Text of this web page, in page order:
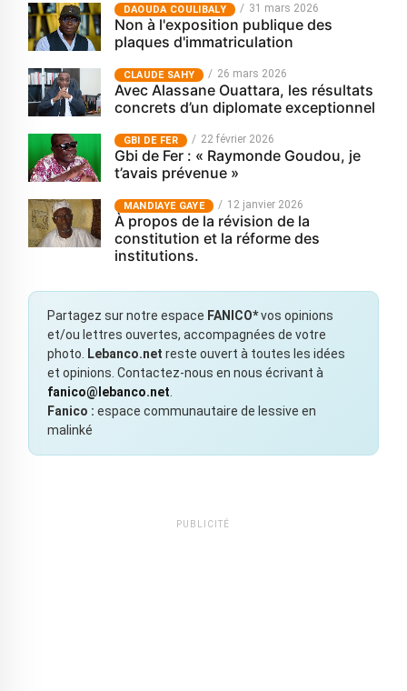
‎DAOUDA COULIBALY 31 mars 2026
Non à l'exposition publique des
plaques d'immatriculation
CLAUDE SAHY 26 mars 2026
Avec Alassane Ouattara, les résultats
concrets d’un diplomate exceptionnel
GBI DE FER 22 février 2026
Gbi de Fer : « Raymonde Goudou, je
t’avais prévenue »
MANDIAYE GAYE 12 janvier 2026
À propos de la révision de la
constitution et la réforme des
institutions.
Partagez sur notre espace FANICO*vos opinions
et/ou lettres ouvertes, accompagnées de votre
photo.
Lebanco.net reste ouvert à toutes les idées
et opinions. Contactez-nous en nous écrivant à
fanico@lebanco.net
Fanico : espace communautaire de lessive en
malinké
PUBLICITÉ